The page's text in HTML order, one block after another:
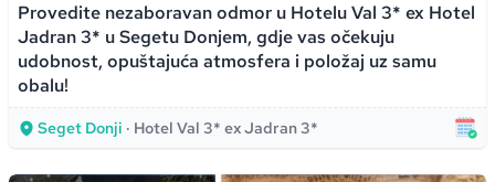
Provedite nezaboravan odmor u Hotelu Val 3* ex Hotel
Jadran 3* u Segetu Donjem, gdje vas očekuju
udobnost, opuštajuća atmosfera i položaj uz samu
obalu!
Seget Donji · Hotel Val 3* ex Jadran 3*